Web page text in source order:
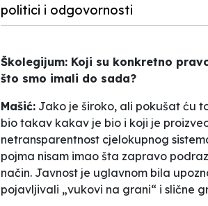
politici i odgovornosti
Školegijum: Koji su konkretno
što smo imali do sada?
Mašić: Jako je široko, ali pokušat ću
bio takav kakav je bio i koji je
netransparentnost cjelokupnog
pojma nisam imao šta zapravo
način. Javnost je uglavnom bila
pojavljivali „vukovi na grani“ i slične